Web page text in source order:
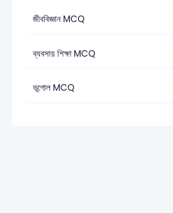
জীববিজ্ঞান MCQ
ব্যবসায় শিক্ষা MCQ
ভূগোল MCQ